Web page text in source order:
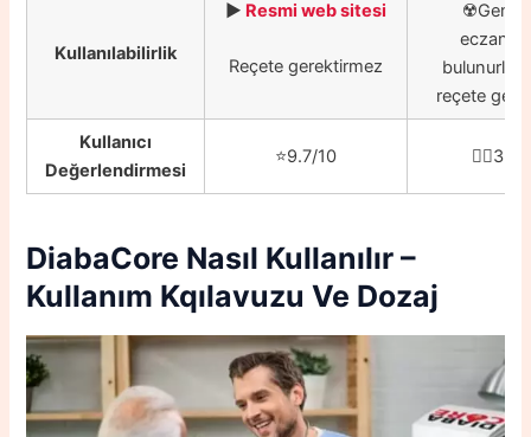
Kullanılabilirlik
▶️ Resmi web sitesi
Reçete gerektirmez
bulunurlar
reçete
Kullanıcı
Değerlendirmesi
⭐️9.7/10
DiabaCore Nasıl Kullanılır –
Kullanım Kqılavuzu Ve Dozaj